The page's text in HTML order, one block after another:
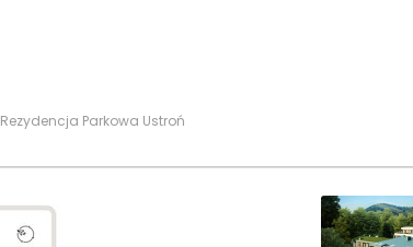
Rezydencja Parkowa Ustroń